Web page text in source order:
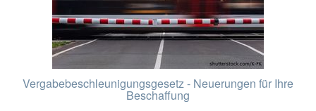
Vergabebeschleunigungsgesetz - Neuerungen für Ihre
Beschaffung